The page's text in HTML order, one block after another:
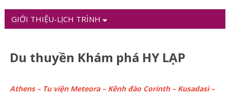
GIỚI THIỆU-LỊCH TRÌNH
Du thuyền Khám phá HY LẠP
Athens – Tu viện Meteora – Kênh đào Corinth – Kusadasi –